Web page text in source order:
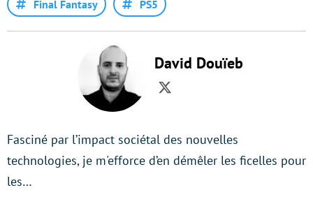
Final Fantasy PS5
David Douïeb
Twitter
Fasciné par l’impact sociétal des nouvelles
technologies, je m'efforce d’en démêler les ficelles pour
les…